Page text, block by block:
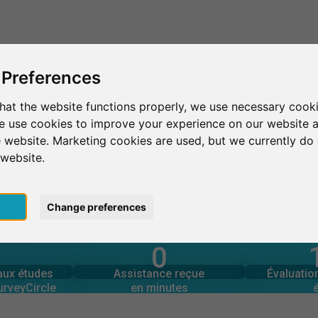
the website functions properly, we use necessary
use cookies to improve your experience on our website
website. Marketing cookies are used, but we currently
Change preferences
études
études 0
Assistance reçue
en minutes
0
Assistance fournie
en minutes